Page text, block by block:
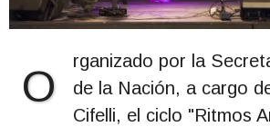
O
rganizado por la
de la Nación, a cargo
Cifelli, el ciclo "Ritmos